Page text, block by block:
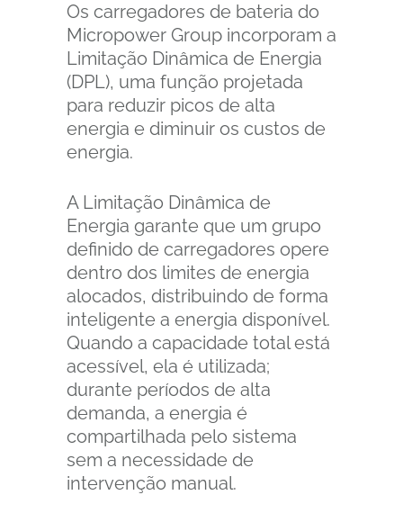
Os carregadores de bateria do
Micropower Group incorporam a
Limitação Dinâmica de Energia
(DPL), uma função projetada
para reduzir picos de alta
energia e diminuir os custos de
energia.
A Limitação Dinâmica de
Energia garante que um grupo
definido de carregadores opere
dentro dos limites de energia
alocados, distribuindo de forma
inteligente a energia disponível.
Quando a capacidade total está
acessível, ela é utilizada;
durante períodos de alta
demanda, a energia é
compartilhada pelo sistema
sem a necessidade de
intervenção manual.